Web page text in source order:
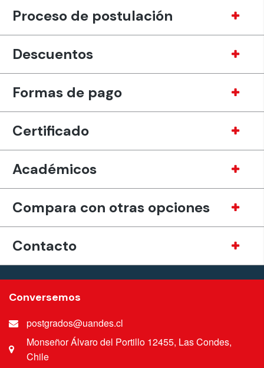
Proceso de postulación
Descuentos
Formas de pago
Certificado
Académicos
Compara con otras opciones
Contacto
Conversemos
postgrados@uandes.cl
Monseñor Álvaro del Portillo 12455, Las Condes,
Chile